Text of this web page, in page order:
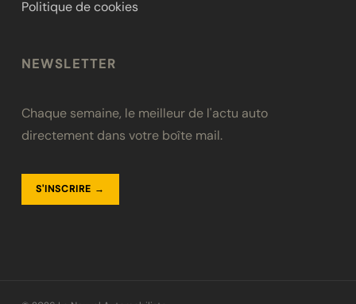
Politique de cookies
NEWSLETTER
Chaque semaine, le meilleur de l'actu auto
directement dans votre boîte mail.
S'INSCRIRE →